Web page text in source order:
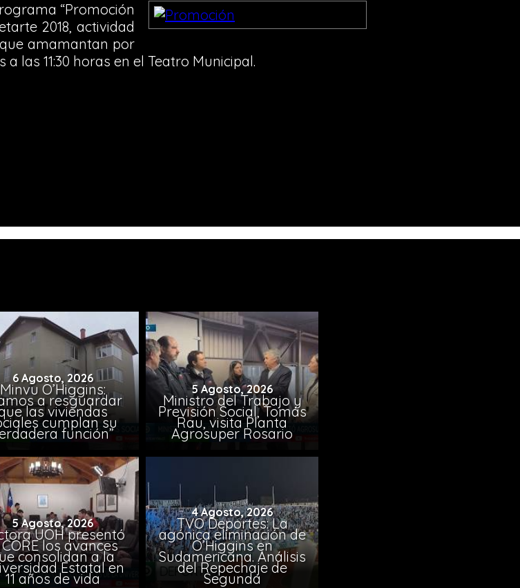
“Promoción
2018, actividad
amamantan por
las 11:30 horas en el Teatro Municipal.
6 Agosto, 2026
Minvu O’Higgins:
a resguardar
las viviendas
cumplan su
función”
5 Agosto, 2026
Ministro del Trabajo y
Previsión Social, Tomás
Rau, visita Planta
Agrosuper Rosario
5 Agosto, 2026
UOH presentó
los avances
consolidan a la
Estatal en
11 años de vida
4 Agosto, 2026
TVO Deportes: La
agónica eliminación de
O’Higgins en
Sudamericana. Análisis
del Repechaje de
Segunda